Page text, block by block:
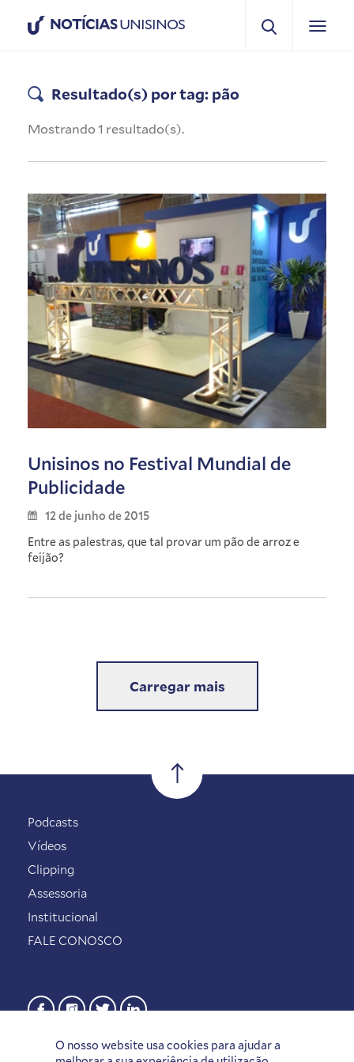
NOTÍCIASUNISINOS
Resultado(s) por tag: pão
Mostrando 1 resultado(s).
Unisinos no Festival Mundial de
Publicidade
12 de junho de 2015
Entre as palestras, que tal provar um pão de arroz e
feijão?
Carregar mais
O nosso website usa cookies para ajudar a
Podcasts
Vídeos
Clipping
Assessoria
Institucional
FALE CONOSCO